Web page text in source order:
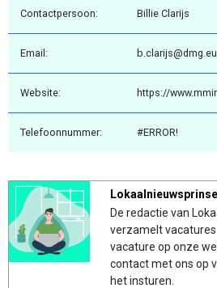
Contactpersoon: Billie Clarijs
Email: b.clarijs@dmg.eu
Website: https://
Telefoonnummer: #ERROR!
De redactie van
verzamelt vacatures
vacature op onze
contact met ons op
het insturen.